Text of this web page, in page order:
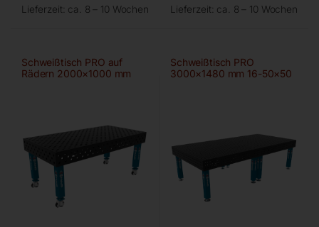
Lieferzeit: ca. 8 – 10 Wochen
Lieferzeit: ca. 8 – 10 Wochen
Schweißtisch PRO auf
Rädern 2000×1000 mm
Schweißtisch PRO
3000×1480 mm 16-50×50